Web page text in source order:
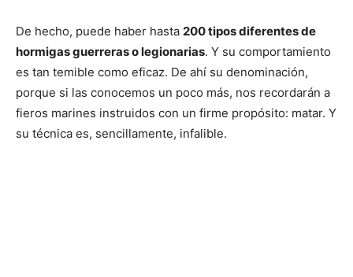
De hecho, puede haber hasta 200 tipos diferentes de
hormigas guerreras o legionarias. Y su comportamiento
es tan temible como eficaz. De ahí su denominación,
porque si las conocemos un poco más, nos recordarán a
fieros marines instruidos con un firme propósito: matar. Y
su técnica es, sencillamente, infalible.